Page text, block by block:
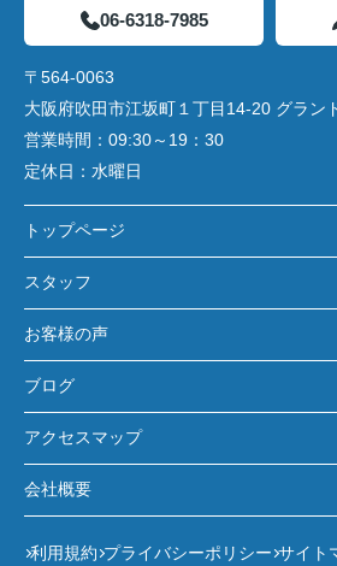
06-6318-7985
〒564-0063
大阪府吹田市江坂町１丁目14‐20 グラン
営業時間： 09:30～19：30
定休日： 水曜日
トップページ
スタッフ
お客様の声
ブログ
アクセスマップ
会社概要
利用規約 プライバシーポリシー サイト